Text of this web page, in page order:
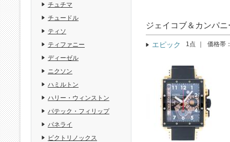
ジェイコブ＆カンパ
エピック 1点 ｜ 価格帯
チュチマ
チュードル
ティソ
ティファニー
ディーゼル
ニクソン
ハミルトン
ハリー・ウィンストン
パテック・フィリップ
パネライ
ビクトリノックス